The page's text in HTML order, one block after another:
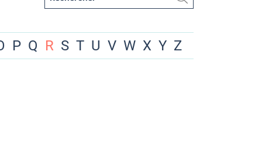
P Q R S T U V W X Y Z